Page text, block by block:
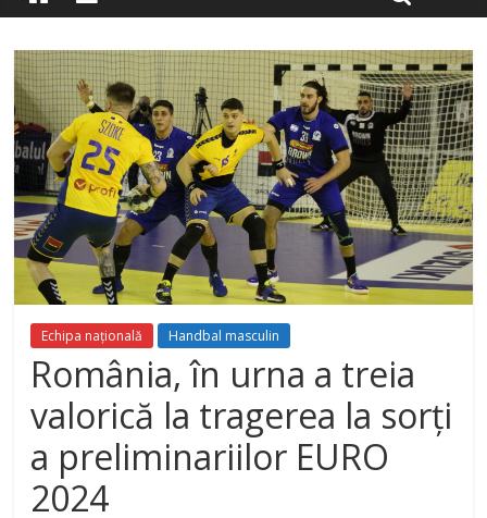
Echipa națională Handbal masculin
România, în urna a treia
valorică la tragerea la sorți
a preliminariilor EURO
2024